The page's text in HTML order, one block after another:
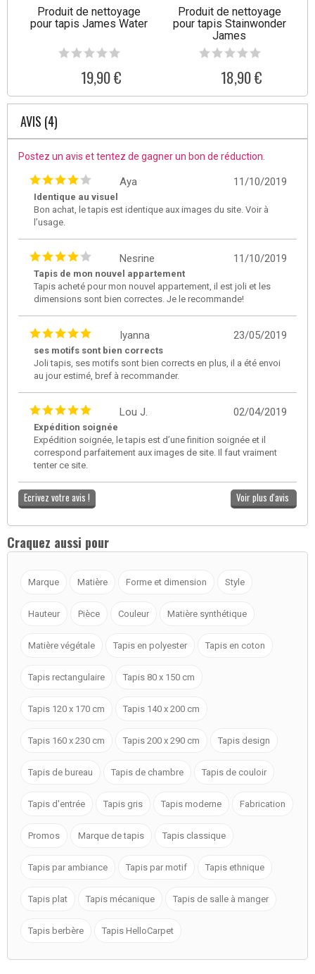
Produit de nettoyage
pour tapis James Water
19,90 €
Produit de nettoyage
pour tapis Stainwonder
James
18,90 €
AVIS (4)
Postez un avis et tentez de gagner un bon de réduction.
11/10/2019
Aya
Identique au visuel
Bon achat, le tapis est identique aux images du site. Voir à
l’usage.
11/10/2019
Nesrine
Tapis de mon nouvel appartement
Tapis acheté pour mon nouvel appartement, il est joli et les
dimensions sont bien correctes. Je le recommande!
23/05/2019
Iyanna
ses motifs sont bien corrects
Joli tapis, ses motifs sont bien corrects en plus, il a été envoi
au jour estimé, bref à recommander.
02/04/2019
Lou J.
Expédition soignée
Expédition soignée, le tapis est d’une finition soignée et il
correspond parfaitement aux images de site. Il faut vraiment
tenter ce site.
Ecrivez votre avis ! Voir plus d'avis
Craquez aussi pour
Marque Matière Forme et dimension Style
Hauteur Pièce Couleur Matière synthétique
Matière végétale Tapis en polyester Tapis en coton
Tapis rectangulaire Tapis 80 x 150 cm
Tapis 120 x 170 cm Tapis 140 x 200 cm
Tapis 160 x 230 cm Tapis 200 x 290 cm Tapis design
Tapis de bureau Tapis de chambre Tapis de couloir
Tapis d'entrée Tapis gris Tapis moderne Fabrication
Promos Marque de tapis Tapis classique
Tapis par ambiance Tapis par motif Tapis ethnique
Tapis plat Tapis mécanique Tapis de salle à manger
Tapis berbère Tapis HelloCarpet